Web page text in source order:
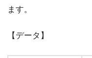
ます。
【データ】